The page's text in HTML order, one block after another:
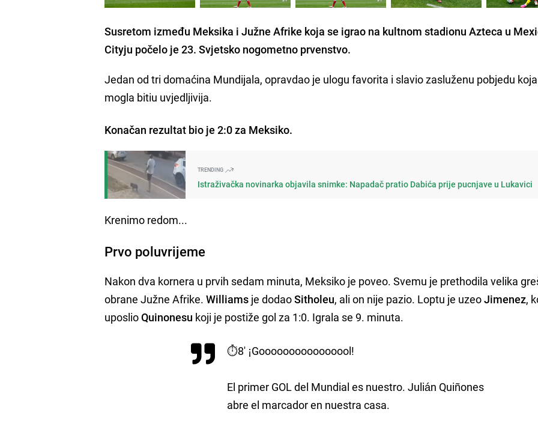
Susretom između Meksika i Južne Afrike koja se igrao na kultnom stadionu Azteca u
Cityju počelo je 23. Svjetsko nogometno prvenstvo.
Jedan od tri domaćina Mundijala, opravdao je ulogu favorita i slavio zasluženu pobjedu
mogla bitiu uvjedljivija.
Konačan rezultat bio je 2:0 za Meksiko.
TRENDING
Istraživačka novinarka objavila snimke: Napadač pratio Dabića prije pucnjave u Lukavici
Krenimo redom...
Prvo poluvrijeme
Nakon dva kornera u prvih sedam minuta, Meksiko je poveo. Svemu je prethodila velika
obrane Južne Afrike.Williams je dodaoSitholeu, ali on nije pazio. Loptu je uzeoJimenez,
uposlioQuinonesu koji je postiže gol za 1:0. Igrala se 9. minuta.
⏱️8' ¡Goooooooooooooool!
El primer GOL del Mundial es nuestro. Julián Quiñones
abre el marcador en nuestra casa.